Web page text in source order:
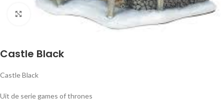
Klik om te vergroten
Castle Black
Castle Black
Uit de serie games of thrones